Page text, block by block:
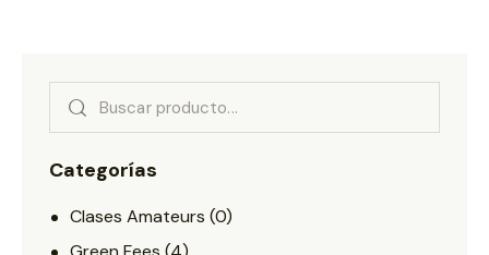
Categorías
Clases Amateurs (0)